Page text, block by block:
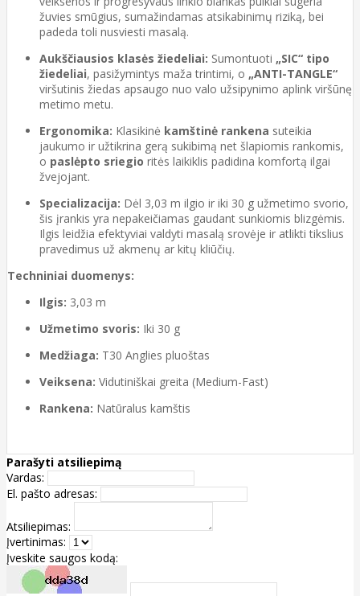
žuvies smūgius, sumažindamas atsikabinimų riziką, bei
padeda toli nusviesti masalą.
Aukščiausios klasės žiedeliai: Sumontuoti „SIC“ tipo
žiedeliai, pasižymintys maža trintimi, o „ANTI-TANGLE“
viršutinis žiedas apsaugo nuo valo užsipynimo aplink viršūnę
metimo metu.
Ergonomika: Klasikinė kamštinė rankena suteikia
jaukumo ir užtikrina gerą sukibimą net šlapiomis rankomis,
o paslėpto sriegio ritės laikiklis padidina komfortą ilgai
žvejojant.
Specializacija: Dėl 3,03 m ilgio ir iki 30 g užmetimo svorio,
šis įrankis yra nepakeičiamas gaudant sunkiomis blizgėmis.
Ilgis leidžia efektyviai valdyti masalą srovėje ir atlikti tikslius
pravedimus už akmenų ar kitų kliūčių.
Techniniai duomenys:
Ilgis: 3,03 m
Užmetimo svoris: Iki 30 g
Medžiaga: T30 Anglies pluoštas
Veiksena: Vidutiniškai greita (Medium-Fast)
Rankena: Natūralus kamštis
Parašyti atsiliepimą
Vardas:
El. pašto adresas:
Atsiliepimas:
Įvertinimas:
Įveskite saugos kodą: